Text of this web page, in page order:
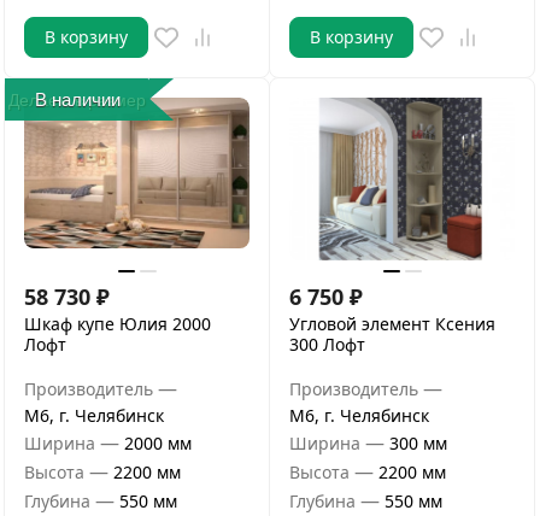
В корзину В корзину
Делаем в размер
В наличии
58 730 ₽
Шкаф купе Юлия 2000
Лофт
Производитель —
М6, г. Челябинск
Ширина — 2000 мм
Высота — 2200 мм
Глубина — 550 мм
6 750 ₽
Угловой элемент Ксения
300 Лофт
Производитель —
М6, г. Челябинск
Ширина — 300 мм
Высота — 2200 мм
Глубина — 550 мм